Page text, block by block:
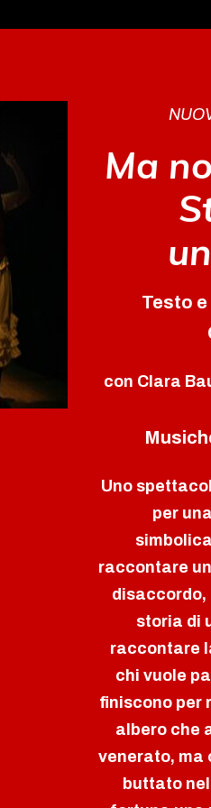
Ma
Testo
con Clara
Uno
per
raccontare
disaccordo,
storia di
raccontare
chi vuole
finiscono per
albero che
venerato, ma
buttato